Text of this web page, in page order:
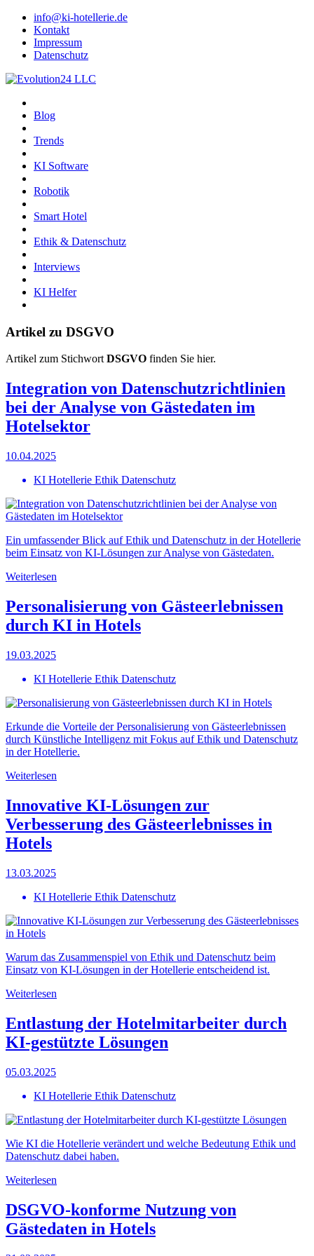
info@ki-hotellerie.de
Kontakt
Impressum
Datenschutz
Blog
Trends
KI Software
Robotik
Smart Hotel
Ethik & Datenschutz
Interviews
KI Helfer
Artikel zu DSGVO
Artikel zum StichwortDSGVO finden Sie hier.
Integration von Datenschutzrichtlinien
bei der Analyse von Gästedaten im
Hotelsektor
10.04.2025
KI Hotellerie Ethik Datenschutz
Ein umfassender Blick auf Ethik und Datenschutz in der Hotellerie
beim Einsatz von KI-Lösungen zur Analyse von Gästedaten.
Weiterlesen
Personalisierung von Gästeerlebnissen
durch KI in Hotels
19.03.2025
KI Hotellerie Ethik Datenschutz
Erkunde die Vorteile der Personalisierung von Gästeerlebnissen
durch Künstliche Intelligenz mit Fokus auf Ethik und Datenschutz
in der Hotellerie.
Weiterlesen
Innovative KI-Lösungen zur
Verbesserung des Gästeerlebnisses in
Hotels
13.03.2025
KI Hotellerie Ethik Datenschutz
Warum das Zusammenspiel von Ethik und Datenschutz beim
Einsatz von KI-Lösungen in der Hotellerie entscheidend ist.
Weiterlesen
Entlastung der Hotelmitarbeiter durch
KI-gestützte Lösungen
05.03.2025
KI Hotellerie Ethik Datenschutz
Wie KI die Hotellerie verändert und welche Bedeutung Ethik und
Datenschutz dabei haben.
Weiterlesen
DSGVO-konforme Nutzung von
Gästedaten in Hotels